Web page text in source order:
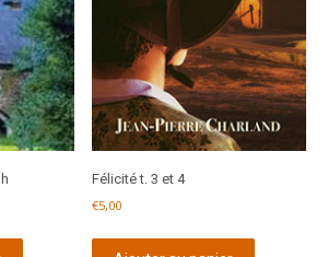
Félicité t. 3 et 4
€5,00